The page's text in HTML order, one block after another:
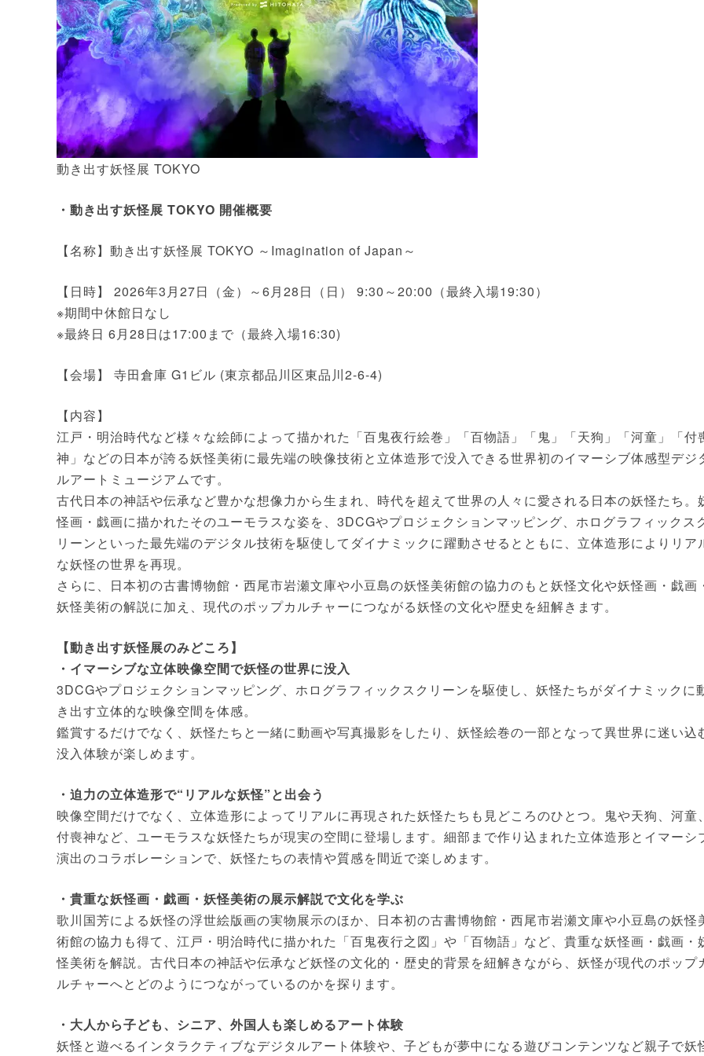
動き出す妖怪展 TOKYO
・動き出す妖怪展 TOKYO 開催概要
【名称】動き出す妖怪展 TOKYO ～Imagination of Japan～
【日時】 2026年3月27日（金）～6月28日（日） 9:30～20:00（最終入場19:30）
※期間中休館日なし
※最終日 6月28日は17:00まで（最終入場16:30)
【会場】 寺田倉庫 G1ビル (東京都品川区東品川2-6-4)
【内容】
江戸・明治時代など様々な絵師によって描かれた「百鬼夜行絵巻」「百物語」「鬼」「天狗」「河童」「付
神」などの日本が誇る妖怪美術に最先端の映像技術と立体造形で没入できる世界初のイマーシブ体感型デジ
ルアートミュージアムです。
古代日本の神話や伝承など豊かな想像力から生まれ、時代を超えて世界の人々に愛される日本の妖怪たち。
怪画・戯画に描かれたそのユーモラスな姿を、3DCGやプロジェクションマッピング、ホログラフィックス
リーンといった最先端のデジタル技術を駆使してダイナミックに躍動させるとともに、立体造形によりリア
な妖怪の世界を再現。
さらに、日本初の古書博物館・西尾市岩瀬文庫や小豆島の妖怪美術館の協力のもと妖怪文化や妖怪画・戯画
妖怪美術の解説に加え、現代のポップカルチャーにつながる妖怪の文化や歴史を紐解きます。
【動き出す妖怪展のみどころ】
・イマーシブな立体映像空間で妖怪の世界に没入
3DCGやプロジェクションマッピング、ホログラフィックスクリーンを駆使し、妖怪たちがダイナミックに
き出す立体的な映像空間を体感。
鑑賞するだけでなく、妖怪たちと一緒に動画や写真撮影をしたり、妖怪絵巻の一部となって異世界に迷い込
没入体験が楽しめます。
・迫力の立体造形で“リアルな妖怪”と出会う
映像空間だけでなく、立体造形によってリアルに再現された妖怪たちも見どころのひとつ。鬼や天狗、河童、
付喪神など、ユーモラスな妖怪たちが現実の空間に登場します。細部まで作り込まれた立体造形とイマーシ
演出のコラボレーションで、妖怪たちの表情や質感を間近で楽しめます。
・貴重な妖怪画・戯画・妖怪美術の展示解説で文化を学ぶ
歌川国芳による妖怪の浮世絵版画の実物展示のほか、日本初の古書博物館・西尾市岩瀬文庫や小豆島の妖怪
術館の協力も得て、江戸・明治時代に描かれた「百鬼夜行之図」や「百物語」など、貴重な妖怪画・戯画・
怪美術を解説。古代日本の神話や伝承など妖怪の文化的・歴史的背景を紐解きながら、妖怪が現代のポップ
ルチャーへとどのようにつながっているのかを探ります。
・大人から子ども、シニア、外国人も楽しめるアート体験
妖怪と遊べるインタラクティブなデジタルアート体験や、子どもが夢中になる遊びコンテンツなど親子で妖